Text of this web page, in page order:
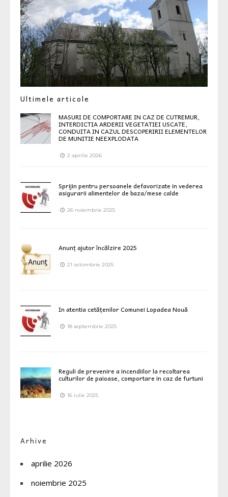
Ultimele articole
MASURI DE COMPORTARE IN CAZ DE CUTREMUR,
INTERDICTIA ARDERII VEGETATIEI USCATE,
CONDUITA IN CAZUL DESCOPERIRII ELEMENTELOR
DE MUNITIE NEEXPLODATA
2 aprilie 2026
Sprijin pentru persoanele defavorizate in vederea
asigurarii alimentelor de baza/mese calde
26 noiembrie 2025
Anunț ajutor încălzire 2025
21 octombrie 2025
In atentia cetățenilor Comunei Lopadea Nouă
18 septembrie 2025
Reguli de prevenire a incendiilor la recoltarea
culturilor de paioase, comportare in caz de furtuni
16 iulie 2025
Arhive
aprilie 2026
noiembrie 2025